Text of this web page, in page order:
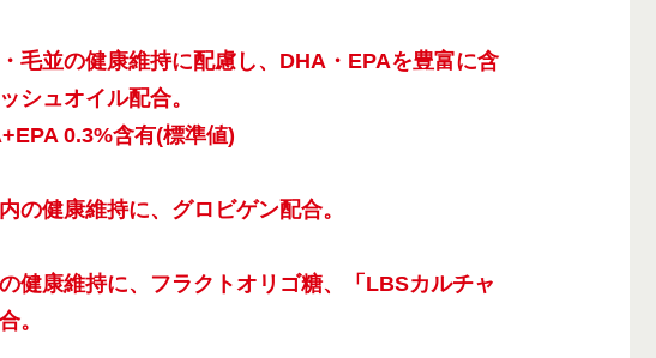
毛並の健康維持に配慮し、DHA・EPAを豊富に含
シュオイル配合。
0.3%含有(標準値)
の健康維持に、グロビゲン配合。
健康維持に、フラクトオリゴ糖、「LBSカルチャ
。